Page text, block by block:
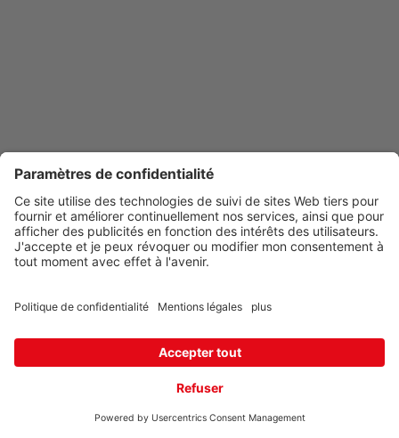
En pleine croissance, nous cherchonsun profil orienté
développement, passionné par la conquête de nouveaux
clients, pour renforcer notre force de vente sur les